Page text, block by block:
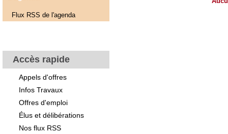
Flux RSS de l'agenda
Accès rapide
Appels d'offres
Infos Travaux
Offres d'emploi
Élus et délibérations
Nos flux RSS